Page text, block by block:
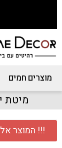
מוצרים חמים
מיטת
!!! המוצר